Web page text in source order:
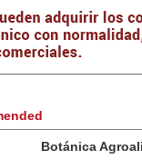
Agroalimentaria